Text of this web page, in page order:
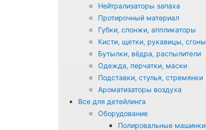
Нейтрализаторы запаха
Протирочный материал
Губки, спонжи, аппликаторы
Кисти, щетки, рукавицы, сгоны
Бутылки, вёдра, распылители
Одежда, перчатки, маски
Подставки, стулья, стремянки
Ароматизаторы воздуха
Все для детейлинга
Оборудование
Полировальные машинки